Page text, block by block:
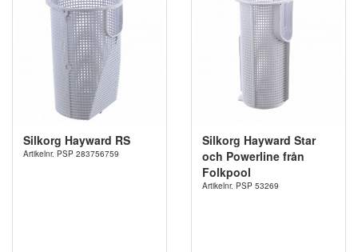
Silkorg Hayward RS
Artikelnr. PSP 283756759
Silkorg Hayward Star
och Powerline från
Folkpool
Artikelnr. PSP 53269